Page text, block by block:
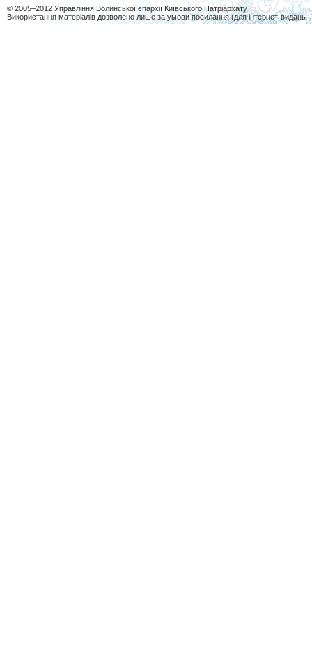
© 2005–2012 Управління Волинської єпархії Київського Патріархату
Використання матеріалів дозволено лише за умови посилання (для інтернет-видань